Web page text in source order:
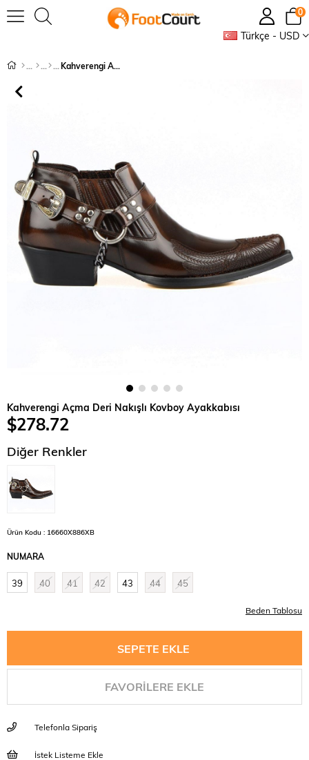
Türkçe - USD
0
Kahverengi Açma Deri Nakışlı Kovboy Ayakkabısı
Kahverengi Açma Deri Nakışlı Kovboy Ayakkabısı
$278.72
Diğer Renkler
Ürün Kodu : 16660X886XB
NUMARA
39 40 41 42 43 44 45
Beden Tablosu
FAVORILERE EKLE
Telefonla Sipariş
İstek Listeme Ekle